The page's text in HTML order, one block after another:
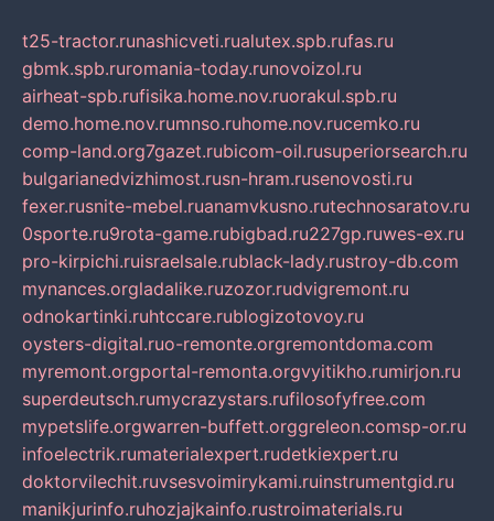
t25-tractor.runashicveti.rualutex.spb.rufas.ru
gbmk.spb.ruromania-today.runovoizol.ru
airheat-spb.rufisika.home.nov.ruorakul.spb.ru
demo.home.nov.rumnso.ruhome.nov.rucemko.ru
comp-land.org7gazet.rubicom-oil.rusuperiorsearch.ru
bulgarianedvizhimost.rusn-hram.rusenovosti.ru
fexer.rusnite-mebel.ruanamvkusno.rutechnosaratov.ru
0sporte.ru9rota-game.rubigbad.ru227gp.ruwes-ex.ru
pro-kirpichi.ruisraelsale.rublack-lady.rustroy-db.com
mynances.orgladalike.ruzozor.rudvigremont.ru
odnokartinki.ruhtccare.rublogizotovoy.ru
oysters-digital.ruo-remonte.orgremontdoma.com
myremont.orgportal-remonta.orgvyitikho.rumirjon.ru
superdeutsch.rumycrazystars.rufilosofyfree.com
mypetslife.orgwarren-buffett.orggreleon.comsp-or.ru
infoelectrik.rumaterialexpert.rudetkiexpert.ru
doktorvilechit.ruvsesvoimirykami.ruinstrumentgid.ru
manikjurinfo.ruhozjajkainfo.rustroimaterials.ru